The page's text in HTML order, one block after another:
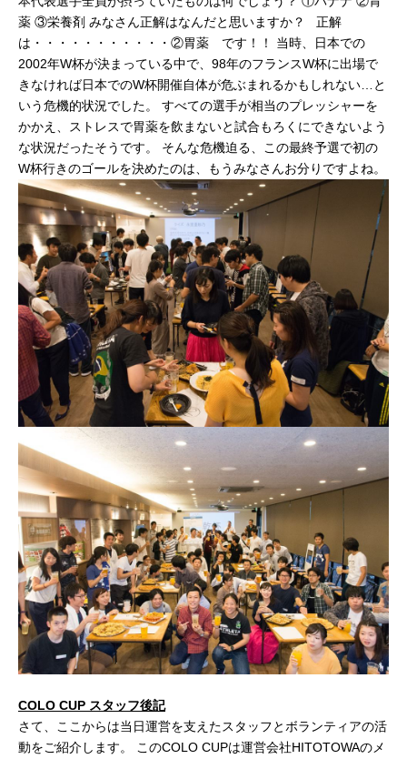
薬 ③栄養剤 みなさん正解はなんだと思いますか？ 正解
は・・・・・・・・・・・②胃薬 です！！ 当時、日本での
2002年W杯が決まっている中で、98年のフランスW杯に出場で
きなければ日本でのW杯開催自体が危ぶまれるかもしれない…と
いう危機的状況でした。 すべての選手が相当のプレッシャーを
かかえ、ストレスで胃薬を飲まないと試合もろくにできないよう
な状況だったそうです。 そんな危機迫る、この最終予選で初の
W杯行きのゴールを決めたのは、もうみなさんお分りですよね。
COLO CUP スタッフ後記
さて、ここからは当日運営を支えたスタッフとボランティアの活
動をご紹介します。 このCOLO CUPは運営会社HITOTOWAのメ